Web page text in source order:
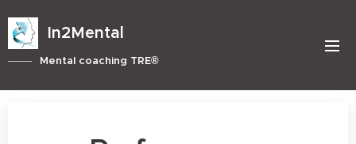
In2Mental
Mental coaching TRE®